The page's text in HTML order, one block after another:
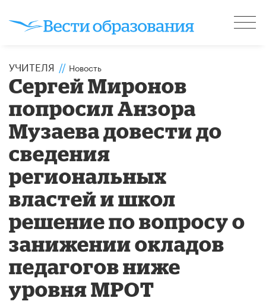
УЧИТЕЛЯ // Новость
Сергей Миронов
попросил Анзора
Музаева довести до
сведения
региональных
властей и школ
решение по вопросу о
занижении окладов
педагогов ниже
уровня МРОТ